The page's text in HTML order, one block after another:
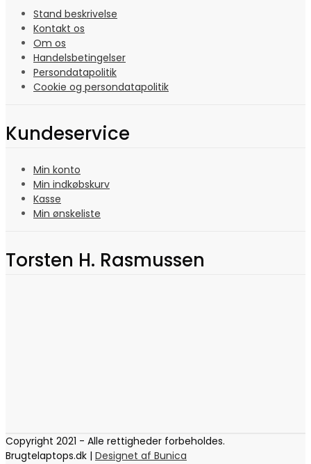
Stand beskrivelse
Kontakt os
Om os
Handelsbetingelser
Persondatapolitik
Cookie og persondatapolitik
Kundeservice
Min konto
Min indkøbskurv
Kasse
Min ønskeliste
Torsten H. Rasmussen
Copyright 2021 - Alle rettigheder forbeholdes.
Brugtelaptops.dk | Designet af Bunica